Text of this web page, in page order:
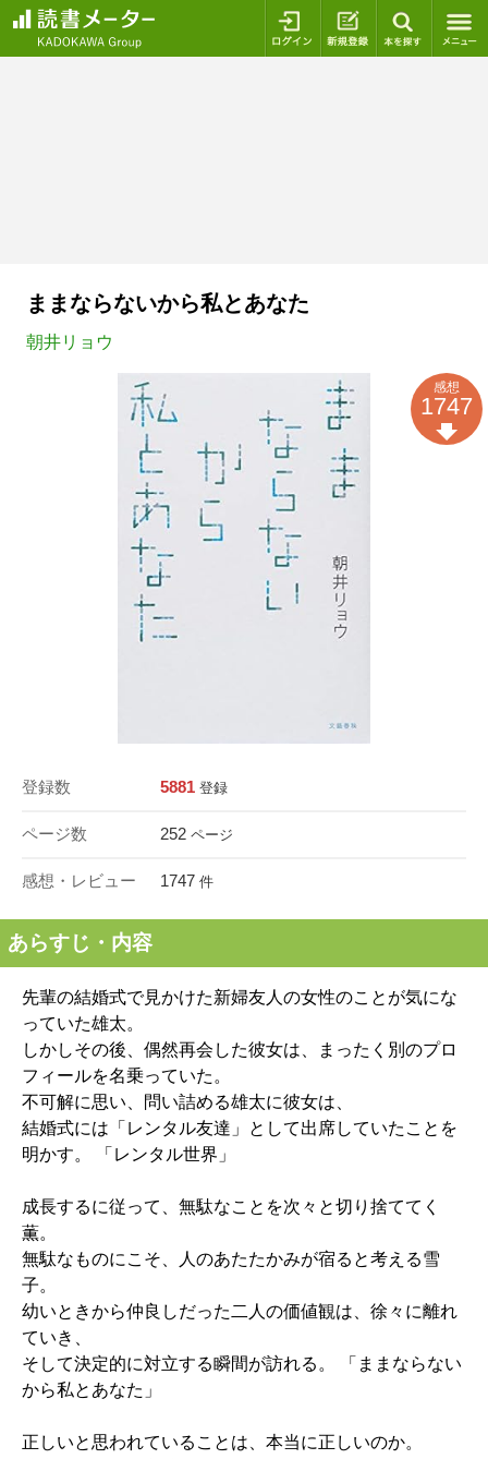
ログイン 新規登録
ままならないから私とあなた
朝井リョウ
登録数 5881 登録
ページ数 252 ページ
感想・レビュー 1747 件
感想
1747
あらすじ・内容
先輩の結婚式で見かけた新婦友人の女性のことが気にな
っていた雄太。
しかしその後、偶然再会した彼女は、まったく別のプロ
フィールを名乗っていた。
不可解に思い、問い詰める雄太に彼女は、
結婚式には「レンタル友達」として出席していたことを
明かす。 「レンタル世界」
成長するに従って、無駄なことを次々と切り捨ててく
薫。
無駄なものにこそ、人のあたたかみが宿ると考える雪
子。
幼いときから仲良しだった二人の価値観は、徐々に離れ
ていき、
そして決定的に対立する瞬間が訪れる。 「ままならない
から私とあなた」
正しいと思われていることは、本当に正しいのか。